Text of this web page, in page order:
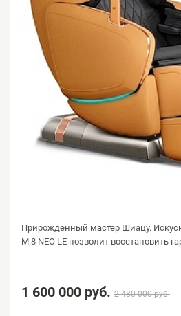
Прирожденный мастер Шиацу.
M.8 NEO LE позволит восстановить
1 600 000 руб. 2 480 000 руб.